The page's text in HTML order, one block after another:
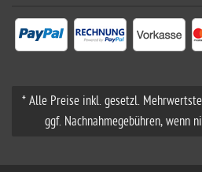
* Alle Preise inkl. gesetzl.
ggf. Nachnahmegebühren, wenn